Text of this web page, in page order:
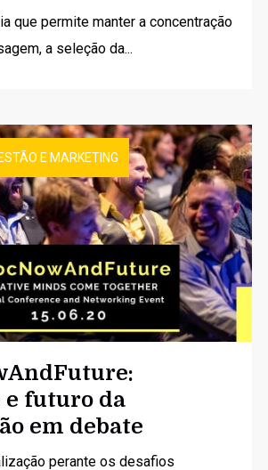
que permite manter a concentração
a seleção da...
E MARKETING
e futuro da
em debate
perante os desafios